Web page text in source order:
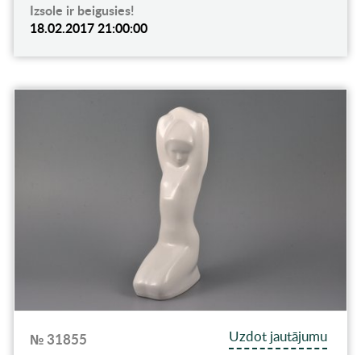
Izsole ir beigusies!
18.02.2017 21:00:00
№ 31855
Uzdot jautājumu